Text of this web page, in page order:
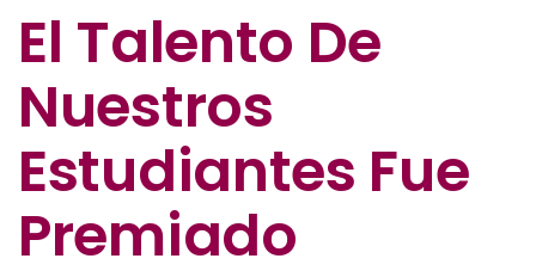
El Talento De
Nuestros
Estudiantes Fue
Premiado